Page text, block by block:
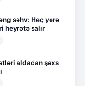
səhv: Heç yerə
heyrətə salır
aldadan şəxs